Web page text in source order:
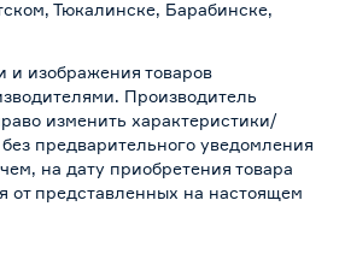
Тюкалинске, Барабинске,
и изображения товаров
Производитель
изменить характеристики/
предварительного уведомления
на дату приобретения товара
от представленных на настоящем